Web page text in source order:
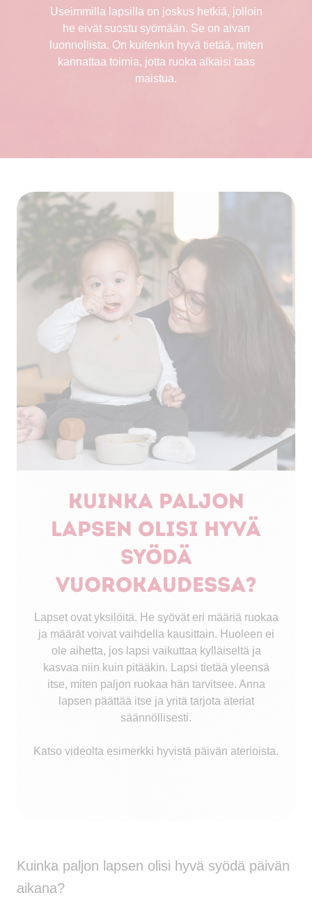
Useimmilla lapsilla on joskus hetkiä, jolloin
he eivät suostu syömään. Se on aivan
luonnollista. On kuitenkin hyvä tietää, miten
kannattaa toimia, jotta ruoka alkaisi taas
maistua.
Kuinka paljon
lapsen olisi hyvä
syödä
vuorokaudessa?
Lapset ovat yksilöitä. He syövät eri määriä ruokaa
ja määrät voivat vaihdella kausittain. Huoleen ei
ole aihetta, jos lapsi vaikuttaa kylläiseltä ja
kasvaa niin kuin pitääkin. Lapsi tietää yleensä
itse, miten paljon ruokaa hän tarvitsee. Anna
lapsen päättää itse ja yritä tarjota ateriat
säännöllisesti.
Katso videolta esimerkki hyvistä päivän aterioista.
Kuinka paljon lapsen olisi hyvä syödä päivän
aikana?